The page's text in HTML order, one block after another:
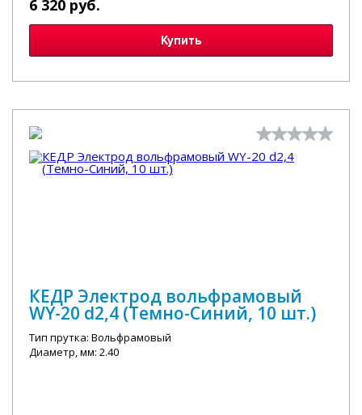
6 320 руб.
Купить
КЕДР Электрод вольфрамовый
WY-20 d2,4 (Темно-Синий, 10 шт.)
Тип прутка: Вольфрамовый
Диаметр, мм: 2.40